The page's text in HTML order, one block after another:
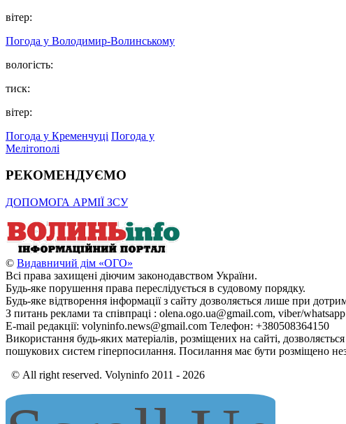
вітер:
Погода у Володимир-Волинському
вологість:
тиск:
вітер:
Погода у Кременчуці Погода у
Мелітополі
РЕКОМЕНДУЄМО
ДОПОМОГА АРМІЇ ЗСУ
© Видавничий дім «ОГО»
Всі права захищені діючим законодавством України.
Будь-яке порушення права переслідується в судовому порядку.
Будь-яке відтворення інформації з сайту дозволяється лише при
З питань реклами та співпраці : olena.ogo.ua@gmail.com, viber/
E-mail редакції: volyninfo.news@gmail.com Телефон: +380508364150
Використання будь-яких матеріалів, розміщених на сайті,
пошукових систем гіперпосилання. Посилання має бути розміщено
© All right reserved. Volyninfo 2011 - 2026